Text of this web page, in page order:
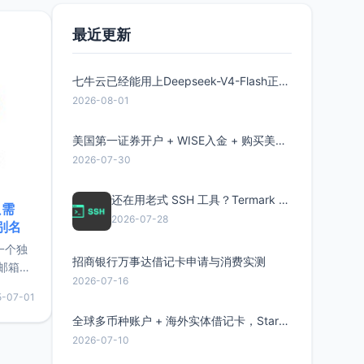
名
个独
箱等
较有
惠的
07-01
最近更新
七牛云已经能用上Deepseek-V4-Flash正式版了，点此领取300万Token
2026-08-01
美国第一证券开户 + WISE入金 + 购买美股全流程分享
2026-07-30
还在用老式 SSH 工具？Termark 新一代跨平台智能SSH客户端了解一下
2026-07-28
招商银行万事达借记卡申请与消费实测
2026-07-16
全球多币种账户 + 海外实体借记卡，Starryblu开户教程与注意事项
2026-07-10